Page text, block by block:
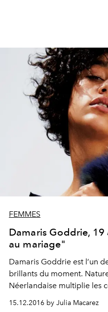
FEMMES
Damaris Goddrie, 19
au mariage"
Damaris Goddrie est l’un
brillants du moment.
Néerlandaise multiplie les
15.12.2016 by Julia Macarez